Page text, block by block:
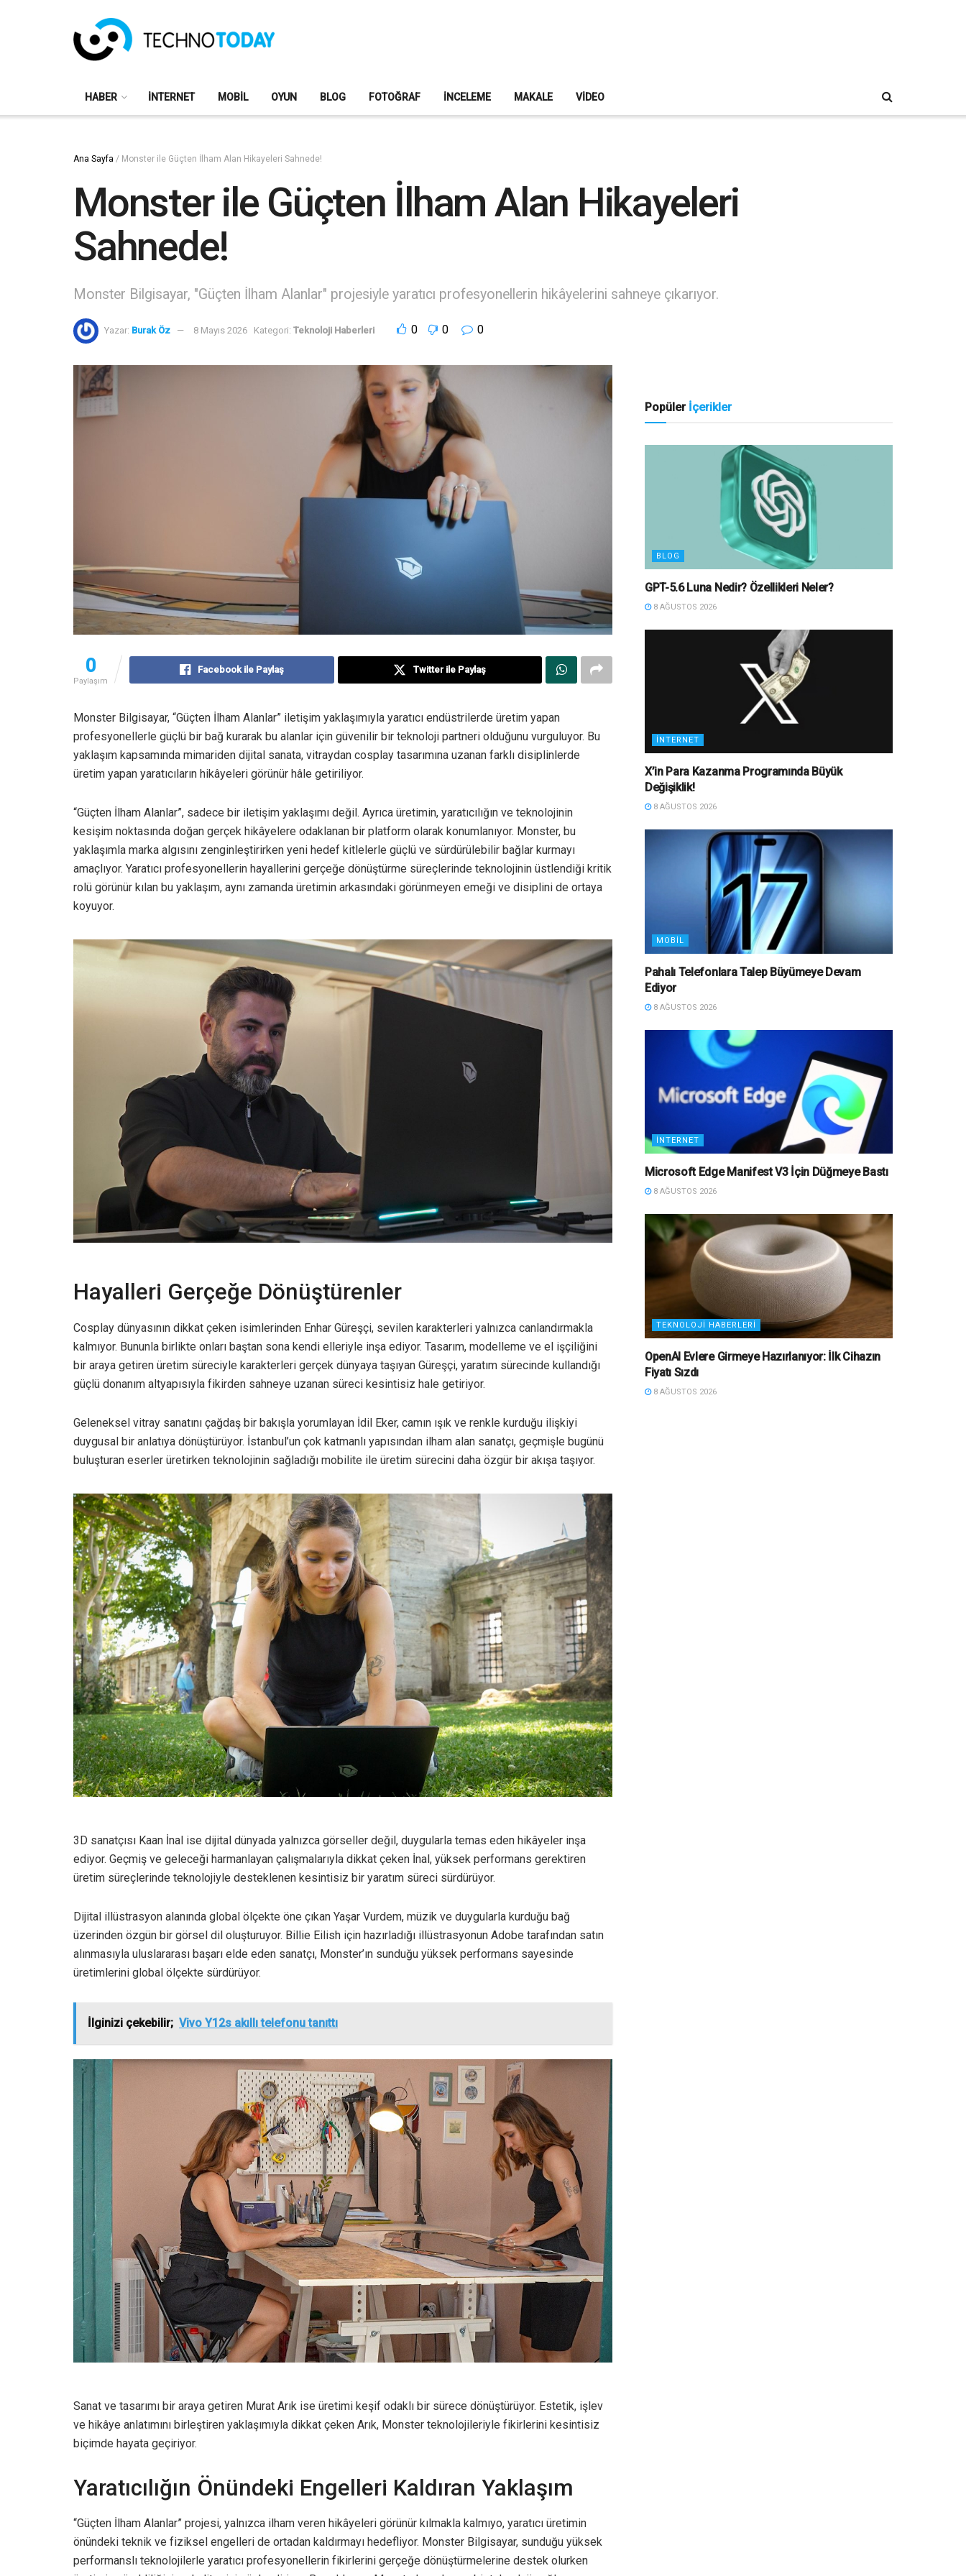
HABER İNTERNET MOBIL OYUN BLOG FOTOĞRAF İNCELEME MAKALE VIDEO
Ana Sayfa / Monster ile Güçten İlham Alan Hikayeleri Sahnede!
Monster ile Güçten İlham Alan Hikayeleri
Sahnede!
Monster Bilgisayar, "Güçten İlham Alanlar" projesiyle yaratıcı profesyonellerin hikâyelerini sahneye çıkarıyor.
Yazar: Burak Öz 8 Mayıs 2026 Kategori: Teknoloji Haberleri 0 0 0
0
Paylaşım
Facebook ile Paylaş Twitter ile Paylaş
Monster Bilgisayar, “Güçten İlham Alanlar” iletişim yaklaşımıyla yaratıcı endüstrilerde üretim yapan
profesyonellerle güçlü bir bağ kurarak bu alanlar için güvenilir bir teknoloji partneri olduğunu vurguluyor. Bu
yaklaşım kapsamında mimariden dijital sanata, vitraydan cosplay tasarımına uzanan farklı disiplinlerde
üretim yapan yaratıcıların hikâyeleri görünür hâle getiriliyor.
“Güçten İlham Alanlar”, sadece bir iletişim yaklaşımı değil. Ayrıca üretimin, yaratıcılığın ve teknolojinin
kesişim noktasında doğan gerçek hikâyelere odaklanan bir platform olarak konumlanıyor. Monster, bu
yaklaşımla marka algısını zenginleştirirken yeni hedef kitlelerle güçlü ve sürdürülebilir bağlar kurmayı
amaçlıyor. Yaratıcı profesyonellerin hayallerini gerçeğe dönüştürme süreçlerinde teknolojinin üstlendiği kritik
rolü görünür kılan bu yaklaşım, aynı zamanda üretimin arkasındaki görünmeyen emeği ve disiplini de ortaya
koyuyor.
Hayalleri Gerçeğe Dönüştürenler
Cosplay dünyasının dikkat çeken isimlerinden Enhar Güreşçi, sevilen karakterleri yalnızca canlandırmakla
kalmıyor. Bununla birlikte onları baştan sona kendi elleriyle inşa ediyor. Tasarım, modelleme ve el işçiliğini
bir araya getiren üretim süreciyle karakterleri gerçek dünyaya taşıyan Güreşçi, yaratım sürecinde kullandığı
güçlü donanım altyapısıyla fikirden sahneye uzanan süreci kesintisiz hale getiriyor.
Geleneksel vitray sanatını çağdaş bir bakışla yorumlayan İdil Eker, camın ışık ve renkle kurduğu ilişkiyi
duygusal bir anlatıya dönüştürüyor. İstanbul’un çok katmanlı yapısından ilham alan sanatçı, geçmişle bugünü
buluşturan eserler üretirken teknolojinin sağladığı mobilite ile üretim sürecini daha özgür bir akışa taşıyor.
3D sanatçısı Kaan İnal ise dijital dünyada yalnızca görseller değil, duygularla temas eden hikâyeler inşa
ediyor. Geçmiş ve geleceği harmanlayan çalışmalarıyla dikkat çeken İnal, yüksek performans gerektiren
üretim süreçlerinde teknolojiyle desteklenen kesintisiz bir yaratım süreci sürdürüyor.
Dijital illüstrasyon alanında global ölçekte öne çıkan Yaşar Vurdem, müzik ve duygularla kurduğu bağ
üzerinden özgün bir görsel dil oluşturuyor. Billie Eilish için hazırladığı illüstrasyonun Adobe tarafından satın
alınmasıyla uluslararası başarı elde eden sanatçı, Monster’ın sunduğu yüksek performans sayesinde
üretimlerini global ölçekte sürdürüyor.
İlginizi çekebilir; Vivo Y12s akıllı telefonu tanıttı
Sanat ve tasarımı bir araya getiren Murat Arık ise üretimi keşif odaklı bir sürece dönüştürüyor. Estetik, işlev
ve hikâye anlatımını birleştiren yaklaşımıyla dikkat çeken Arık, Monster teknolojileriyle fikirlerini kesintisiz
biçimde hayata geçiriyor.
Yaratıcılığın Önündeki Engelleri Kaldıran Yaklaşım
“Güçten İlham Alanlar” projesi, yalnızca ilham veren hikâyeleri görünür kılmakla kalmıyo, yaratıcı üretimin
önündeki teknik ve fiziksel engelleri de ortadan kaldırmayı hedefliyor. Monster Bilgisayar, sunduğu yüksek
performanslı teknolojilerle yaratıcı profesyonellerin fikirlerini gerçeğe dönüştürmelerine destek olurken
Popüler İçerikler
BLOG
GPT-5.6 Luna Nedir? Özellikleri Neler?
8 AĞUSTOS 2026
İNTERNET
X’in Para Kazanma Programında Büyük
Değişiklik!
8 AĞUSTOS 2026
MOBIL
Pahalı Telefonlara Talep Büyümeye Devam
Ediyor
8 AĞUSTOS 2026
İNTERNET
Microsoft Edge Manifest V3 İçin Düğmeye Bastı
8 AĞUSTOS 2026
TEKNOLOJI HABERLERI
OpenAI Evlere Girmeye Hazırlanıyor: İlk Cihazın
Fiyatı Sızdı
8 AĞUSTOS 2026